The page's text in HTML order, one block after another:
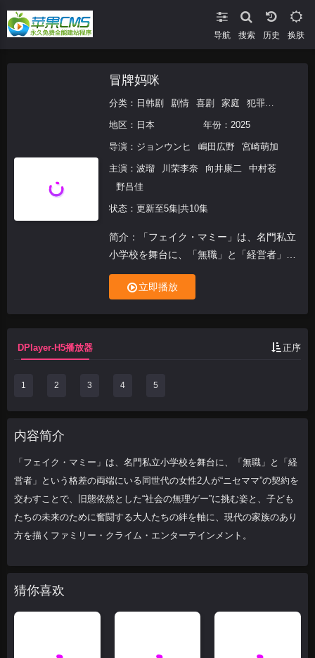
导航 搜索 换肤
冒牌妈咪
分类： 日韩剧 剧情 喜剧 家庭 犯罪 日韩
地区： 日本 年份： 2025
导演： ジョンウンヒ 嶋田広野 宮崎萌加
主演： 波瑠 川荣李奈 向井康二
中村苍
野吕佳
状态：更新至5集|共10集
简介：「フェイク・マミー」は、名門私立
小学校を舞台に、「無職」と「経営者」と
いう格差の両端にいる同世代の女性2人
が“ニセママ”の契約を交わすことで、旧態
立即播放
DPlayer-H5播放器 正序
1 2 3 4 5
内容简介
「フェイク・マミー」は、名門私立小学校を舞台に、「無職」と「経
営者」という格差の両端にいる同世代の女性2人が“ニセママ”の契約を
交わすことで、旧態依然とした“社会の無理ゲー”に挑む姿と、子ども
たちの未来のために奮闘する大人たちの絆を軸に、現代の家族のあり
方を描くファミリー・クライム・エンターテインメント。
猜你喜欢